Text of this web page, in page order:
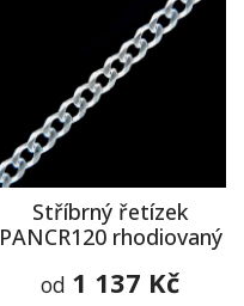
Stříbrný řetízek
PANCR120 rhodiovaný
od 1 137 Kč